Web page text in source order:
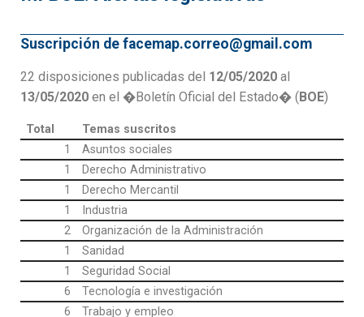
Suscripción de facemap.correo@gmail.com
22 disposiciones publicadas del 12/05/2020 al
13/05/2020 en el �Boletín Oficial del Estado� ( BOE)
Total
Temas suscritos
1
Asuntos sociales
1
Derecho Administrativo
1
Derecho Mercantil
1
Industria
2
Organización de la Administración
1
Sanidad
1
Seguridad Social
6
Tecnología e investigación
6
Trabajo y empleo